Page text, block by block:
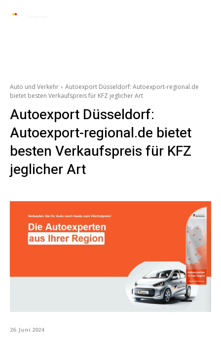
Auto und Verkehr
Autoexport Düsseldorf: Autoexport-regional.de
bietet besten Verkaufspreis für KFZ jeglicher Art
Autoexport Düsseldorf:
Autoexport-regional.de bietet
besten Verkaufspreis für KFZ
jeglicher Art
26. Juni 2024